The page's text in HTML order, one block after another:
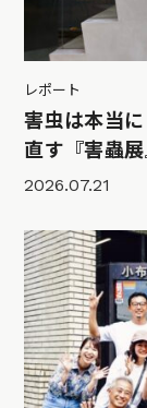
レポート
害虫は本当
直す『害蟲
2026.07.21